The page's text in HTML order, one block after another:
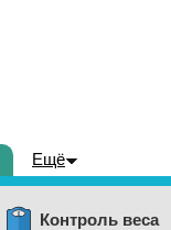
Ещё
Контроль веса